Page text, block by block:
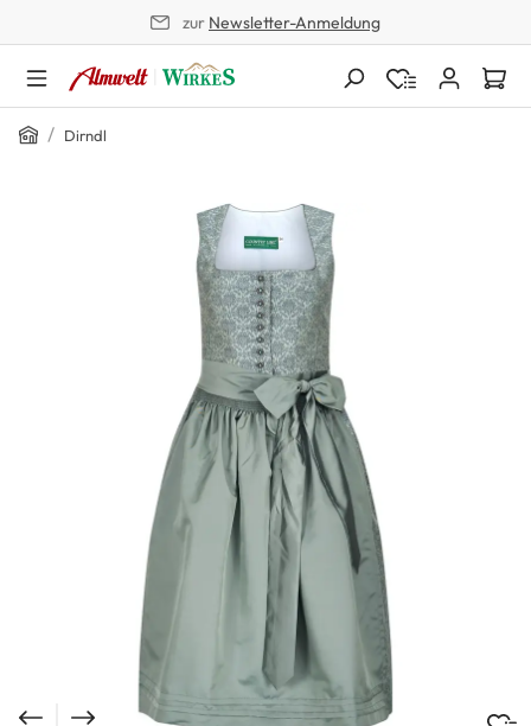
zur Newsletter-Anmeldung
Home
/ Dirndl
Bildergalerie überspringen